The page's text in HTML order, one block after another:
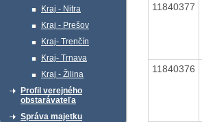
Kraj - Nitra
Kraj - Prešov
Kraj- Trenčín
Kraj- Trnava
Kraj - Žilina
Profil verejného
obstarávateľa
Správa majetku
11840377
11840376